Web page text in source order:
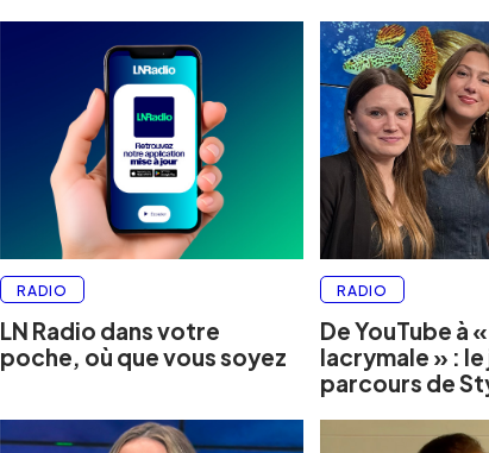
RADIO
LN Radio dans votre
poche, où que vous soyez
RADIO
De YouTube à
lacrymale » :
parcours de